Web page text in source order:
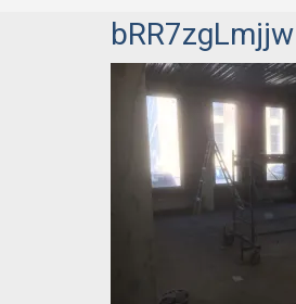
bRR7zgLmjjw